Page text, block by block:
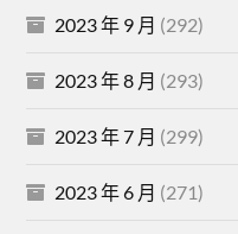
2023 年 9 月 (292)
2023 年 8 月 (293)
2023 年 7 月 (299)
2023 年 6 月 (271)